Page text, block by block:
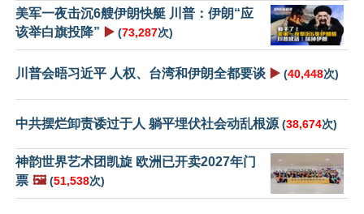
美军一夜击沉6艘伊朗快艇 川普：伊朗“应
该举白旗投降” ▶️ (73,287次)
川普会晤习近平 人权、台湾和伊朗全都要谈 ▶️ (40,448次)
中共摆烂卸责诿过于人 躺平埋伏社会动乱根源 (38,674次)
神韵世界艺术团凯旋 欧洲已开卖2027年门
票 🖼️ (51,538次)